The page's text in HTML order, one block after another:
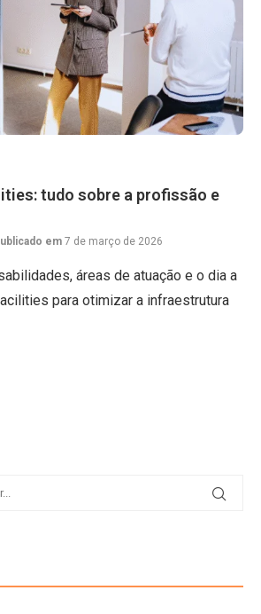
tudo sobre a profissão e
em 7 de março de 2026
áreas de atuação e o dia a
para otimizar a infraestrutura